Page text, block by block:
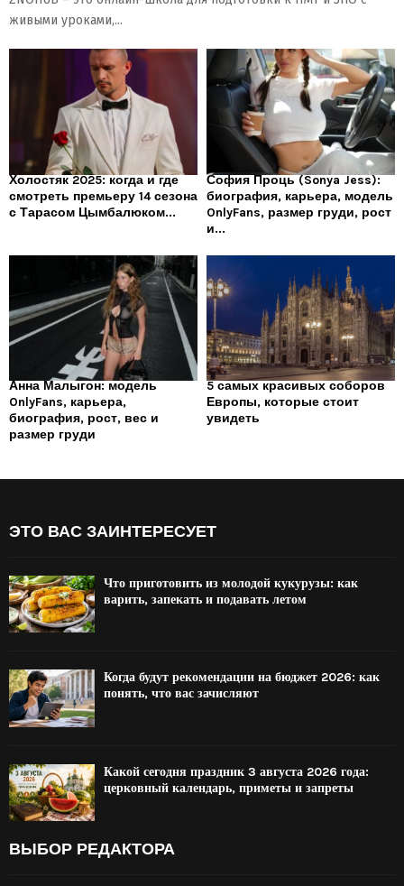
живыми уроками,...
Холостяк 2025: когда и где
смотреть премьеру 14 сезона
с Тарасом Цымбалюком...
София Проць (Sonya Jess):
биография, карьера, модель
OnlyFans, размер груди, рост
и...
Анна Малыгон: модель
OnlyFans, карьера,
биография, рост, вес и
размер груди
5 самых красивых соборов
Европы, которые стоит
увидеть
ЭТО ВАС ЗАИНТЕРЕСУЕТ
Что приготовить из молодой кукурузы: как
варить, запекать и подавать летом
Когда будут рекомендации на бюджет 2026: как
понять, что вас зачисляют
Какой сегодня праздник 3 августа 2026 года:
церковный календарь, приметы и запреты
ВЫБОР РЕДАКТОРА